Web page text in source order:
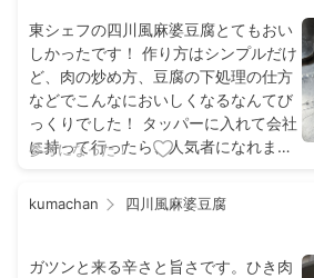
東シェフの四川風麻婆豆腐とてもおい
しかったです！ 作り方はシンプルだけ
ど、肉の炒め方、豆腐の下処理の仕方
などでこんなにおいしくなるなんてび
っくりでした！ タッパーに入れて会社
に持って行ったら、人気者になれまし
参考になった！
kumachan 四川風麻婆豆腐
ガツンと来る辛さと旨さです。ひき肉